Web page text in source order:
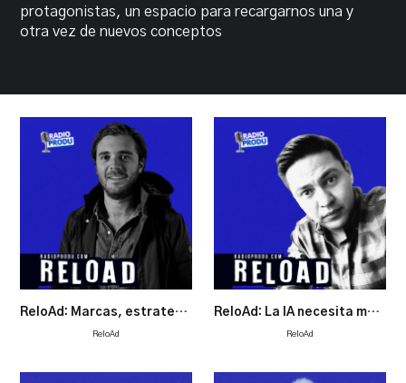
protagonistas, un espacio para recargarnos una y
otra vez de nuevos conceptos
ReloAd: Marcas, estrategias y ley de etiquetas
ReloAd
ReloAd: La IA necesita más marketing
ReloAd